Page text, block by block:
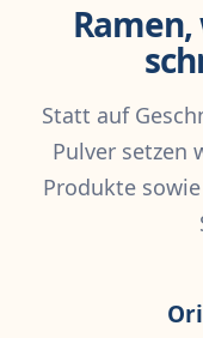
Statt auf
Pulver setzen
Produkte